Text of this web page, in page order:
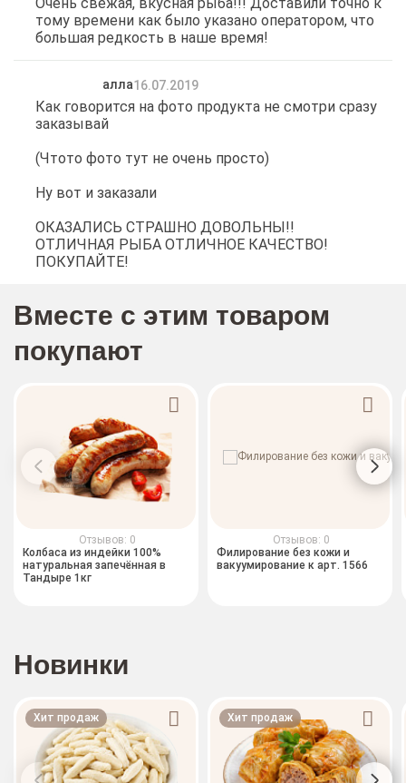
тому времени как было указано оператором, что
большая редкость в наше время!
алла16.07.2019
Как говорится на фото продукта не смотри сразу
заказывай
(Чтото фото тут не очень просто)
Ну вот и заказали
ОКАЗАЛИСЬ СТРАШНО ДОВОЛЬНЫ!!
ОТЛИЧНАЯ РЫБА ОТЛИЧНОЕ КАЧЕСТВО!
ПОКУПАЙТЕ!
Вместе с этим товаром
покупают
Отзывов: 0
Колбаса из индейки 100%
натуральная запечённая в
Тандыре 1кг
Отзывов: 0
Филирование без кожи и
вакуумирование к арт. 1566
Новинки
Хит продаж Хит продаж